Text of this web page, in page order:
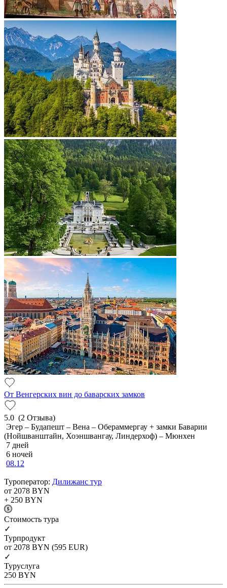
От Венгерских вин до баварских замков
5.0 (2 Отзыва)
Эгер – Будапешт – Вена – Обераммергау + замки Баварии
(Нойшванштайн, Хоэншвангау, Линдерхоф) – Мюнхен
7 дней
6 ночей
08.12
Туроператор: Дилижанс тур
от 2078 BYN
+ 250 BYN
Cтоимость тура
✓
Турпродукт
от 2078 BYN (595 EUR)
✓
Туруслуга
250 BYN